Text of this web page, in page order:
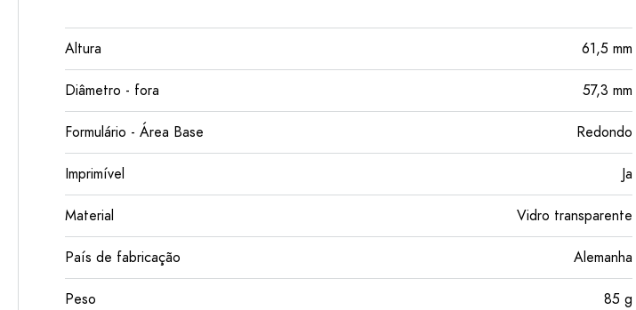
Altura 61,5 mm
Diâmetro - fora 57,3 mm
Formulário - Área Base Redondo
Imprimível Ja
Material Vidro transparente
País de fabricação Alemanha
Peso 85 g